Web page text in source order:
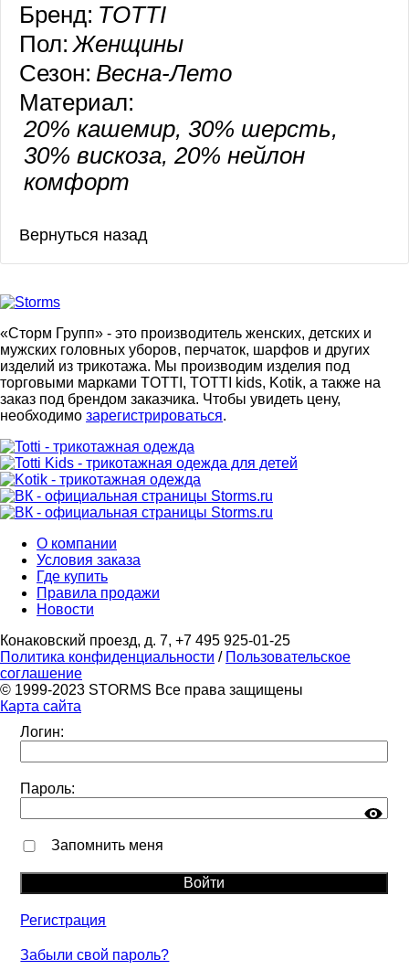
Бренд: TOTTI
Пол: Женщины
Сезон: Весна-Лето
Материал:
20% кашемир, 30% шерсть,
30% вискоза, 20% нейлон
комфорт
«Сторм Групп» - это производитель женских, детских и
мужских головных уборов, перчаток, шарфов и других
изделий из трикотажа. Мы производим изделия под
торговыми марками TOTTI, TOTTI kids, Kotik, а также на
заказ под брендом заказчика. Чтобы увидеть цену,
необходимо зарегистрироваться.
О компании
Условия заказа
Где купить
Правила продажи
Новости
Конаковский проезд, д. 7, +7 495 925-01-25
Политика конфиденциальности / Пользовательское
соглашение
© 1999-2023 STORMS Все права защищены
Карта сайта
Логин:
Пароль:
Запомнить меня
Регистрация
Забыли свой пароль?